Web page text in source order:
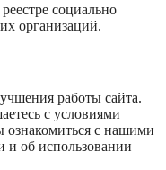
социально
организаций.
работы сайта.
с условиями
ознакомиться с нашими
об использовании